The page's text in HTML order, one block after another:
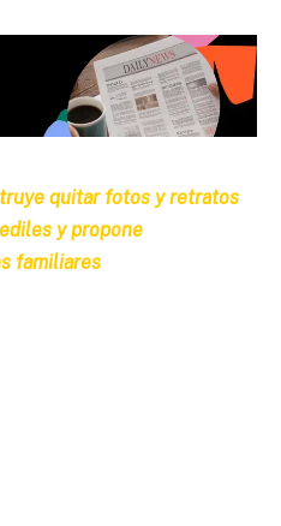
quitar fotos y retratos
y propone
familiares